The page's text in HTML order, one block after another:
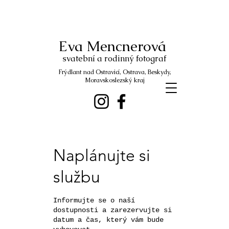
svatební a rodinný fotograf
Eva Mencnerová
Frýdlant nad Ostravicí, Ostrava, Beskydy,
Moravskoslezský kraj
Naplánujte si
službu
Informujte se o naší
dostupnosti a zarezervujte si
datum a čas, který vám bude